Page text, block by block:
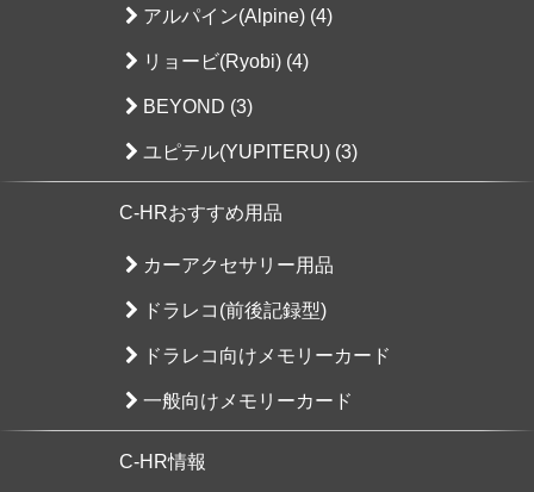
アルパイン(Alpine) (4)
リョービ(Ryobi) (4)
BEYOND (3)
ユピテル(YUPITERU) (3)
C-HRおすすめ用品
カーアクセサリー用品
ドラレコ(前後記録型)
ドラレコ向けメモリーカード
一般向けメモリーカード
C-HR情報